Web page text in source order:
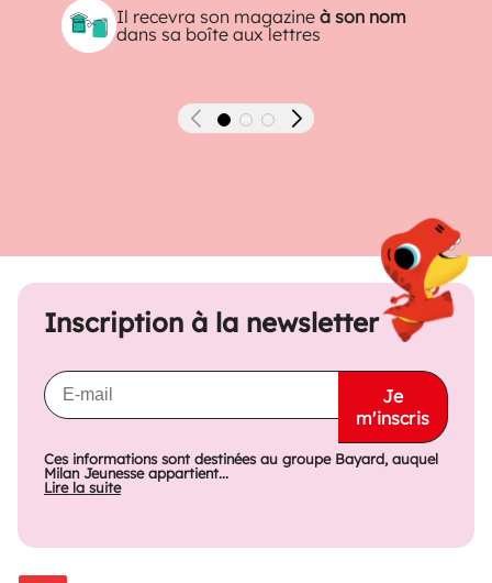
Il recevra son magazineà son nom
dans sa boîte aux lettres
Précédent Suivant
Inscription à la newsletter
Je
m'inscris
Ces informations sont destinées au groupe Bayard, auquel
Milan Jeunesse appartient...
Lire la suite